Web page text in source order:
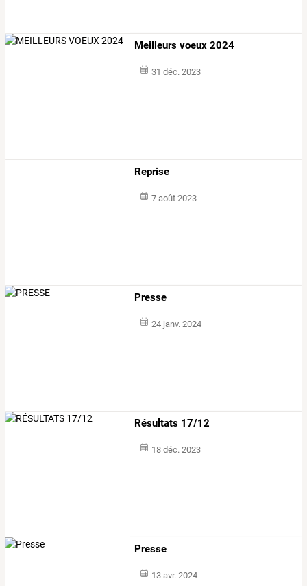
Meilleurs voeux 2024
31 déc. 2023
Reprise
7 août 2023
Presse
24 janv. 2024
Résultats 17/12
18 déc. 2023
Presse
13 avr. 2024